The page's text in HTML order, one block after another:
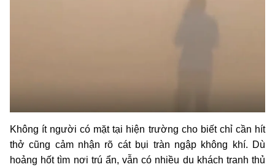
Không ít người có mặt tại hiện trường cho biết chỉ cần hít
thở cũng cảm nhận rõ cát bụi tràn ngập không khí. Dù
hoảng hốt tìm nơi trú ẩn, vẫn có nhiều du khách tranh thủ